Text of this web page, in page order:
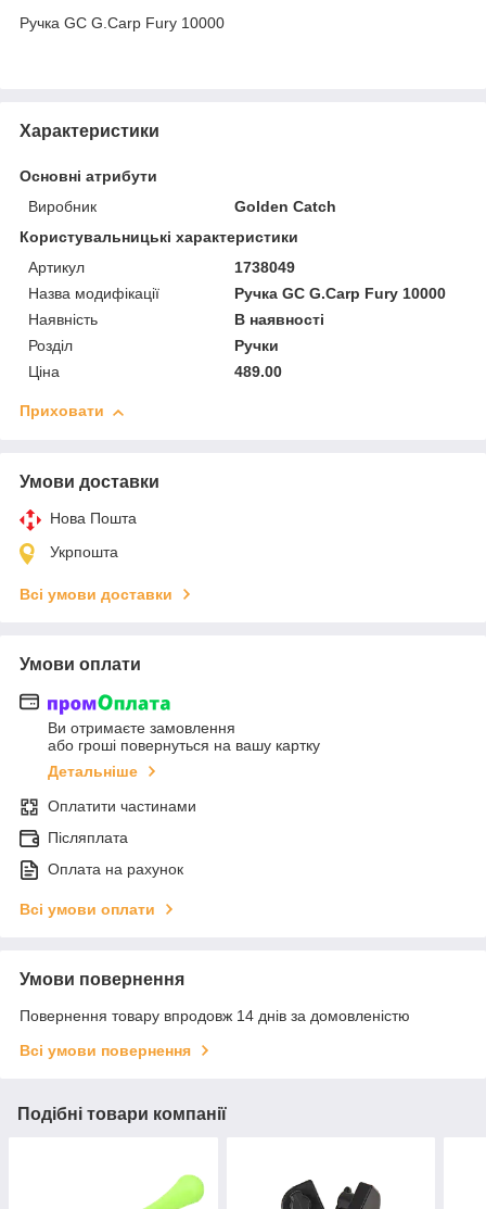
Ручка GC G.Carp Fury 10000
Характеристики
Основні атрибути
Виробник
Golden Catch
Користувальницькі характеристики
Артикул
1738049
Назва модифікації
Ручка GC G.Carp Fury 10000
Наявність
В наявності
Розділ
Ручки
Ціна
489.00
Приховати
Умови доставки
Нова Пошта
Укрпошта
Всі умови доставки
Умови оплати
Ви отримаєте замовлення
або гроші повернуться на вашу картку
Детальніше
Оплатити частинами
Післяплата
Оплата на рахунок
Всі умови оплати
Умови повернення
Повернення товару впродовж 14 днів за домовленістю
Всі умови повернення
Подібні товари компанії